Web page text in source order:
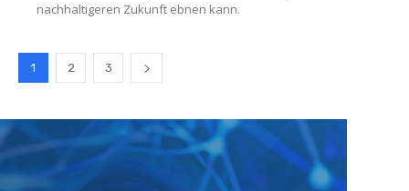
nachhaltigeren Zukunft ebnen kann.
1 2 3